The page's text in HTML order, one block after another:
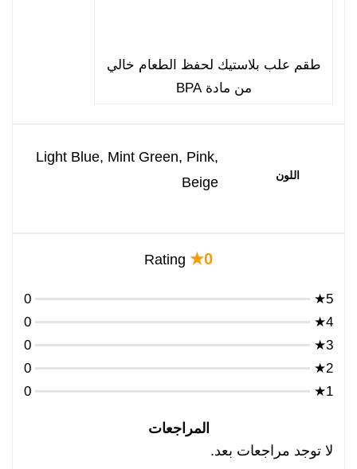
طقم علب بلاستيك لحفظ الطعام خالي
من مادة BPA
اللون
Light Blue, Mint Green, Pink,
Beige
0★
Rating
5★
0
4★
0
3★
0
2★
0
1★
0
المراجعات
لا توجد مراجعات بعد.